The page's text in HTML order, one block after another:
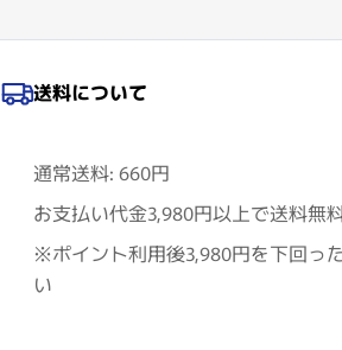
送料について
通常送料: 660円
お支払い代金3,980円以上で送料無
※ポイント利用後3,980円を下回っ
い